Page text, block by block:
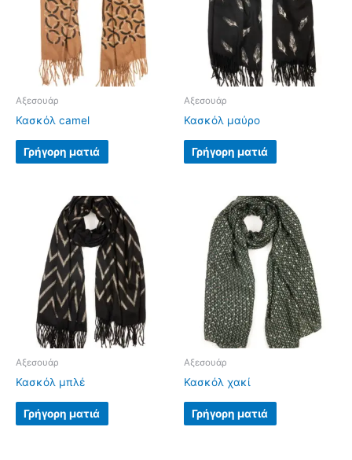
Αξεσουάρ
Κασκόλ camel
Γρήγορη ματιά
Αξεσουάρ
Κασκόλ μαύρο
Γρήγορη ματιά
Αξεσουάρ
Κασκόλ μπλέ
Γρήγορη ματιά
Αξεσουάρ
Κασκόλ χακί
Γρήγορη ματιά